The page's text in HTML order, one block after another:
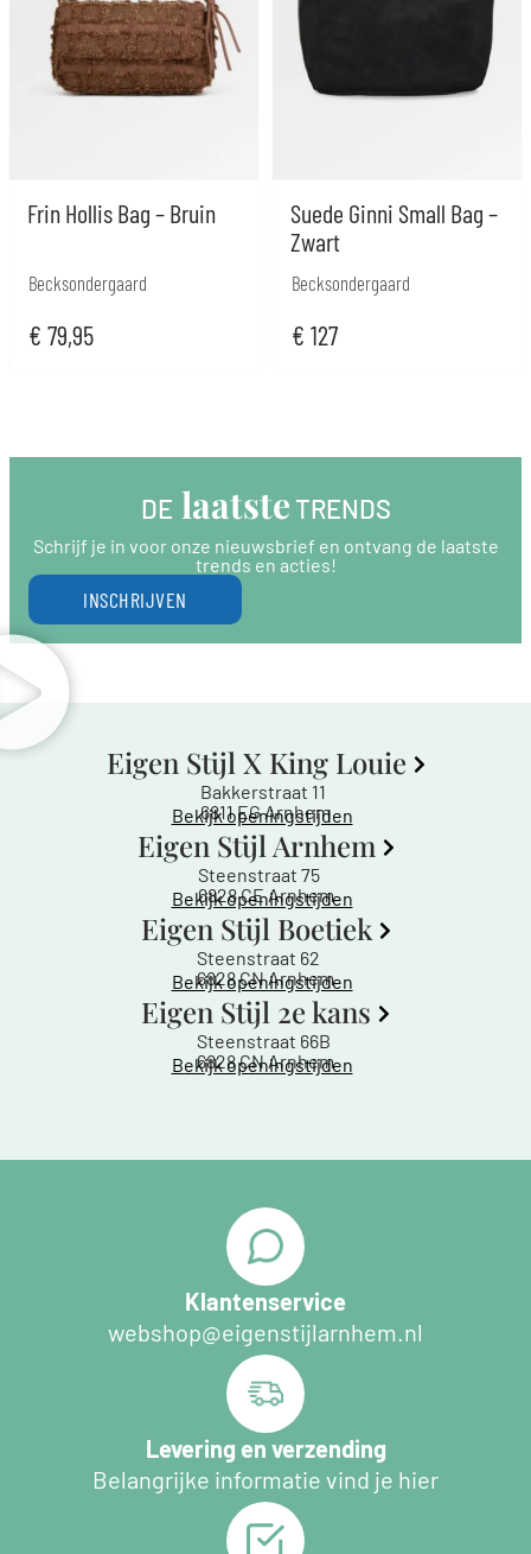
Frin Hollis Bag – Bruin
Becksondergaard
€ 79,95
Suede Ginni Small Bag –
Zwart
Becksondergaard
€ 127
DE laatste TRENDS
Schrijf je in voor onze nieuwsbrief en ontvang de laatste
trends en acties!
INSCHRIJVEN
Eigen Stijl X King Louie
Bakkerstraat 11
6811 EG Arnhem
Bekijk openingstijden
Eigen Stijl Arnhem
Steenstraat 75
6828 CE Arnhem
Bekijk openingstijden
Eigen Stijl Boetiek
Steenstraat 62
6828 CN Arnhem
Bekijk openingstijden
Eigen Stijl 2e kans
Steenstraat 66B
6828 CN Arnhem
Bekijk openingstijden
Klantenservice
webshop@eigenstijlarnhem.nl
Levering en verzending
Belangrijke informatie vind je hier